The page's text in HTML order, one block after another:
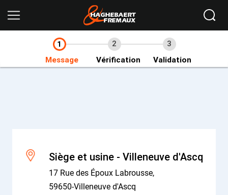
Ikomobi
Nous contacter
1
Message
2
Vérification
3
Validation
Siège et usine - Villeneuve d'Ascq
17 Rue des Époux Labrousse,
59650-Villeneuve d'Ascq